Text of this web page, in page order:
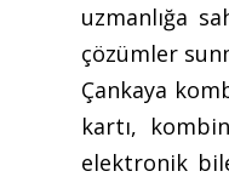
uzmanlığa
çözümler
Çankaya
kartı,
elektronik